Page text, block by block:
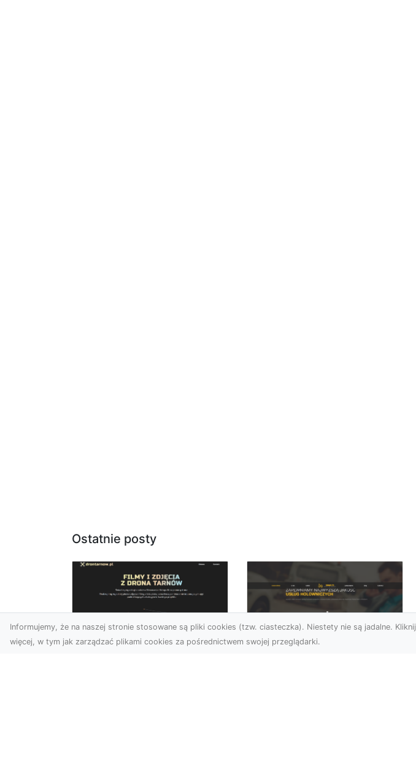
Ostatnie posty
Informujemy, że na naszej stronie stosowane są pliki cookies (tzw. ciasteczka). Niestety nie są jadalne. Kliknij
więcej, w tym jak zarządzać plikami cookies za pośrednictwem swojej przeglądarki.